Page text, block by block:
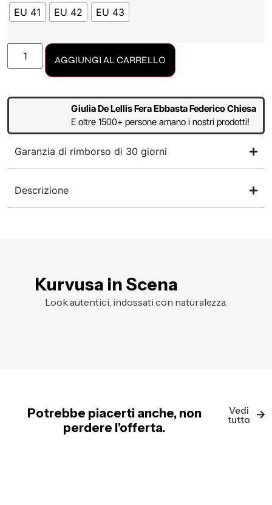
EU 41
EU 42 EU 43
AGGIUNGI AL CARRELLO
Giulia De Lellis Fera Ebbasta Federico Chiesa
E oltre 1500+ persone amano i nostri prodotti!
Garanzia di rimborso di 30 giorni
Descrizione
Kurvusa in Scena
Look autentici, indossati con naturalezza.
Potrebbe piacerti anche, non
perdere l’offerta.
Vedi
tutto